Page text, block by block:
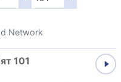
Network
101